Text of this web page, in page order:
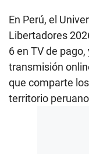
En Perú, el
Libertadores
6 en TV de
transmisión
que comparte
territorio